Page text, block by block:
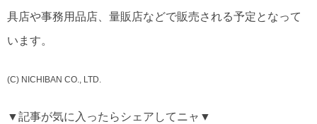
具店や事務用品店、量販店などで販売される予定となって
います。
(C) NICHIBAN CO., LTD.
▼記事が気に入ったらシェアしてニャ▼